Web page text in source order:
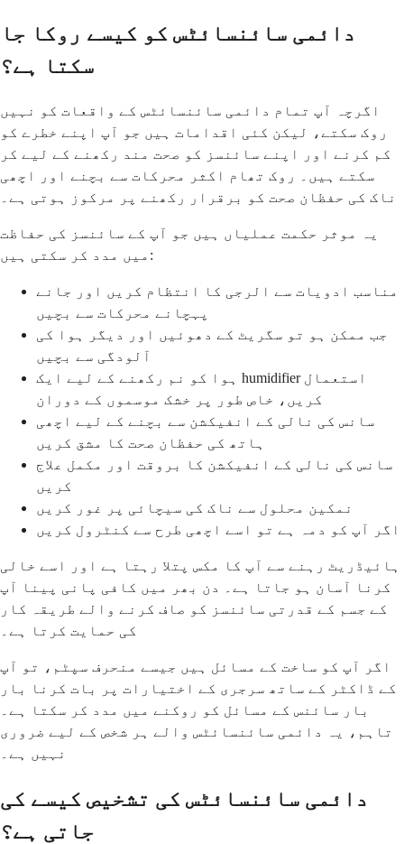
دائمی سائنسائٹس کو کیسے روکا جا
سکتا ہے؟
اگرچہ آپ تمام دائمی سائنسائٹس کے واقعات کو نہیں
روک سکتے، لیکن کئی اقدامات ہیں جو آپ اپنے خطرے کو
کم کرنے اور اپنے سائنسز کو صحت مند رکھنے کے لیے کر
سکتے ہیں۔ روک تھام اکثر محرکات سے بچنے اور اچھی
ناک کی حفظان صحت کو برقرار رکھنے پر مرکوز ہوتی ہے۔
یہ موثر حکمت عملیاں ہیں جو آپ کے سائنسز کی حفاظت
میں مدد کر سکتی ہیں:
مناسب ادویات سے الرجی کا انتظام کریں اور جانے
پہچانے محرکات سے بچیں
جب ممکن ہو تو سگریٹ کے دھوئیں اور دیگر ہوا کی
آلودگی سے بچیں
ہوا کو نم رکھنے کے لیے ایک humidifier استعمال
کریں، خاص طور پر خشک موسموں کے دوران
سانس کی نالی کے انفیکشن سے بچنے کے لیے اچھی
ہاتھ کی حفظان صحت کا مشق کریں
سانس کی نالی کے انفیکشن کا بروقت اور مکمل علاج
کریں
نمکین محلول سے ناک کی سیچائی پر غور کریں
اگر آپ کو دمہ ہے تو اسے اچھی طرح سے کنٹرول کریں
ہائیڈریٹ رہنے سے آپ کا مکس پتلا رہتا ہے اور اسے خالی
کرنا آسان ہو جاتا ہے۔ دن بھر میں کافی پانی پینا آپ
کے جسم کے قدرتی سائنسز کو صاف کرنے والے طریقہ کار
کی حمایت کرتا ہے۔
اگر آپ کو ساخت کے مسائل ہیں جیسے منحرف سپٹم، تو آپ
کے ڈاکٹر کے ساتھ سرجری کے اختیارات پر بات کرنا بار
بار سائنس کے مسائل کو روکنے میں مدد کر سکتا ہے۔
تاہم، یہ دائمی سائنسائٹس والے ہر شخص کے لیے ضروری
نہیں ہے۔
دائمی سائنسائٹس کی تشخیص کیسے کی
جاتی ہے؟